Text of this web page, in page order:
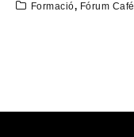
Formació, Fórum Café